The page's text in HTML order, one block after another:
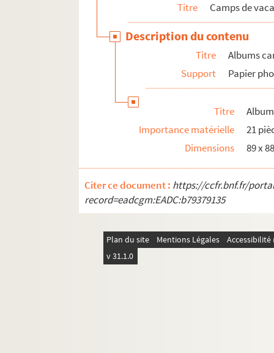
Titre
Camps de
Description du contenu
Titre
Albums
Support
Papier
Titre
Importance matérielle
21
Dimensions
89 x
Citer ce document : https://ccfr.bnf.fr/
record=eadcgm:EADC:b79379135
Plan du site Mentions Légales
v 31.1.0